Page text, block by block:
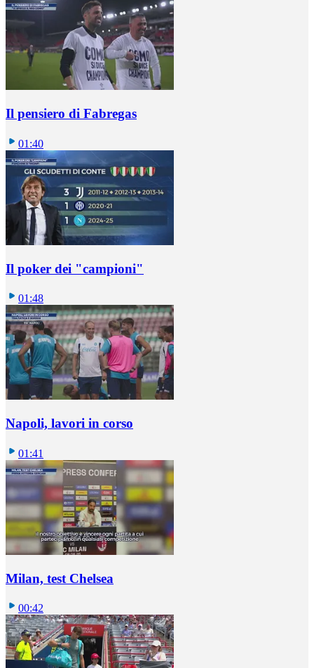
Il pensiero di Fabregas
01:40
Il poker dei "campioni"
01:48
Napoli, lavori in corso
01:41
Milan, test Chelsea
00:42